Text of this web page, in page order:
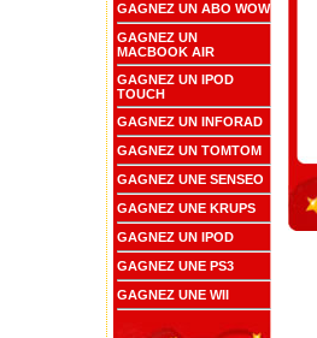
GAGNEZ UN ABO WOW
GAGNEZ UN
MACBOOK AIR
GAGNEZ UN IPOD
TOUCH
GAGNEZ UN INFORAD
GAGNEZ UN TOMTOM
GAGNEZ UNE SENSEO
GAGNEZ UNE KRUPS
GAGNEZ UN IPOD
GAGNEZ UNE PS3
GAGNEZ UNE WII